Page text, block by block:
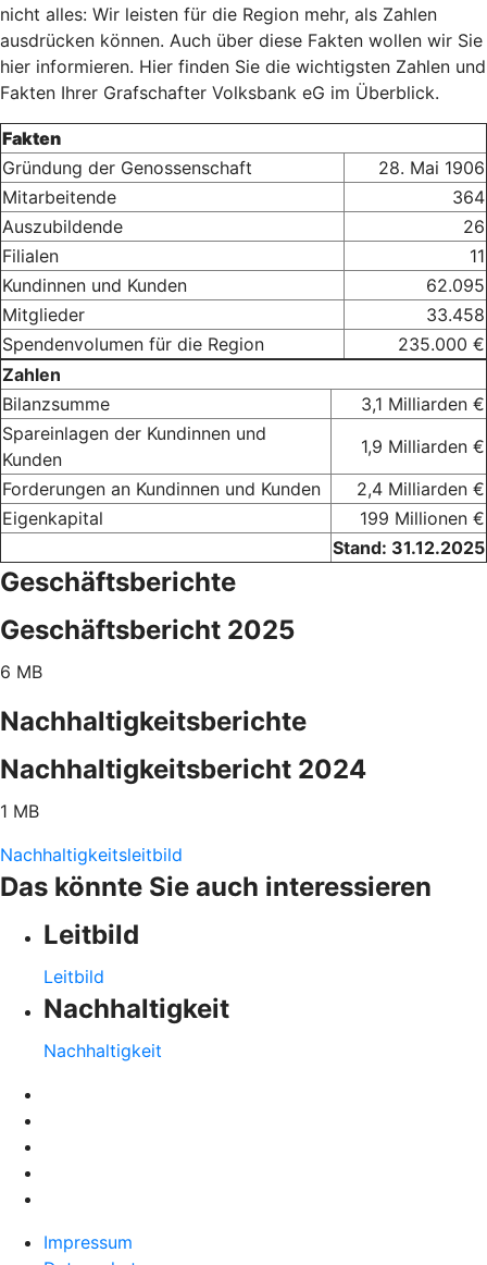
nicht alles: Wir leisten für die Region mehr, als Zahlen
ausdrücken können. Auch über diese Fakten wollen wir Sie
hier informieren. Hier finden Sie die wichtigsten Zahlen und
Fakten Ihrer Grafschafter Volksbank eG im Überblick.
Fakten
Gründung der Genossenschaft
28. Mai 1906
Mitarbeitende
364
Auszubildende
26
Filialen
11
Kundinnen und Kunden
62.095
Mitglieder
33.458
Spendenvolumen für die Region
235.000 €
Zahlen
Bilanzsumme
3,1 Milliarden €
Spareinlagen der Kundinnen und
Kunden
1,9 Milliarden €
Forderungen an Kundinnen und Kunden
2,4 Milliarden €
Eigenkapital
199 Millionen €
Stand: 31.12.2025
Geschäftsberichte
Geschäftsbericht 2025
6 MB
Nachhaltigkeitsberichte
Nachhaltigkeitsbericht 2024
1 MB
Nachhaltigkeitsleitbild
Das könnte Sie auch interessieren
Leitbild
Leitbild
Nachhaltigkeit
Nachhaltigkeit
Impressum